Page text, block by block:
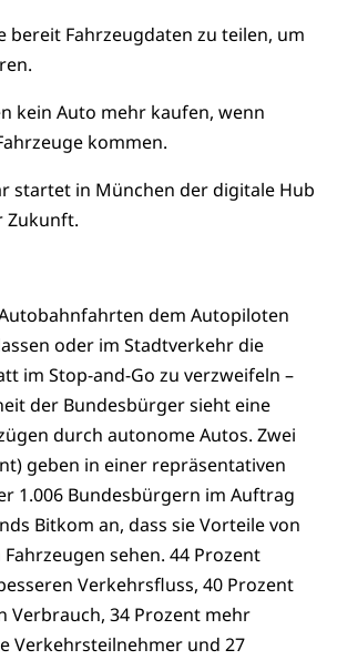
Fahrzeugdaten zu teilen, um
kein Auto mehr kaufen, wenn
kommen.
startet in München der digitale Hub
Zukunft.
dem Autopiloten
oder im Stadtverkehr die
im Stop-and-Go zu verzweifeln –
der Bundesbürger sieht eine
durch autonome Autos. Zwei
geben in einer repräsentativen
1.006 Bundesbürgern im Auftrag
Bitkom an, dass sie Vorteile von
sehen. 44 Prozent
Verkehrsfluss, 40 Prozent
Verbrauch, 34 Prozent mehr
Verkehrsteilnehmer und 27